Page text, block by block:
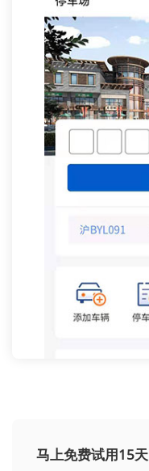
马上免费试用15天